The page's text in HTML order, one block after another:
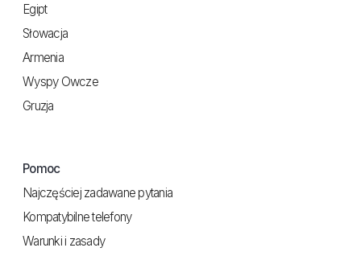
Egipt
Słowacja
Armenia
Wyspy Owcze
Gruzja
Pomoc
Najczęściej zadawane pytania
Kompatybilne telefony
Warunki i zasady